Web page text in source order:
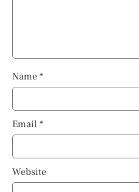
Name *
Email *
Website